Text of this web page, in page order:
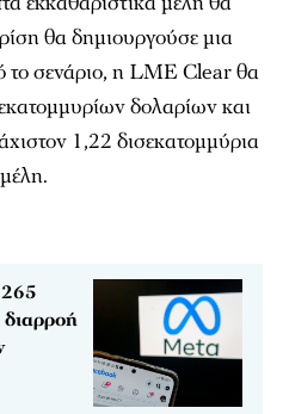
θα δημιουργούσε μια
το σενάριο, η LME Clear θα
δολαρίων και
1,22 δισεκατομμύρια